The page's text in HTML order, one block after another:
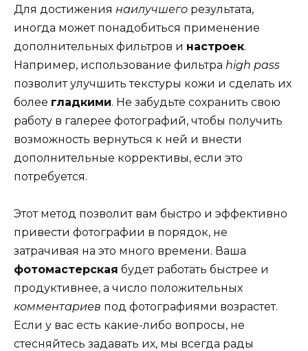
Для достижения наилучшего результата,
иногда может понадобиться применение
дополнительных фильтров и настроек.
Например, использование фильтра high pass
позволит улучшить текстуры кожи и сделать их
более гладкими. Не забудьте сохранить свою
работу в галерее фотографий, чтобы получить
возможность вернуться к ней и внести
дополнительные коррективы, если это
потребуется.
Этот метод позволит вам быстро и эффективно
привести фотографии в порядок, не
затрачивая на это много времени. Ваша
фотомастерская будет работать быстрее и
продуктивнее, а число положительных
комментариев под фотографиями возрастет.
Если у вас есть какие-либо вопросы, не
стесняйтесь задавать их, мы всегда рады